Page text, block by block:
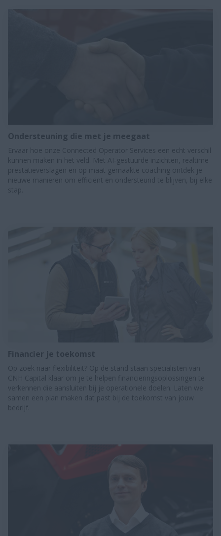
Ondersteuning die met je meegaat
Ervaar hoe onze Connected Operator Services een echt verschil
kunnen maken in het veld. Met AI-gestuurde inzichten, realtime
prestatieverslagen en op maat gemaakte coaching ontdek je
nieuwe manieren om efficiënt en ondersteund te blijven, bij elke
stap.
Financier je toekomst
Op zoek naar flexibiliteit? Op de stand staan specialisten van
CNH Capital klaar om je te helpen financieringsoplossingen te
verkennen die aansluiten bij je operationele doelen. Laten we
samen een plan maken dat past bij de toekomst van jouw
bedrijf.